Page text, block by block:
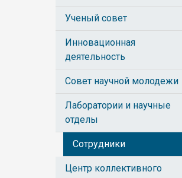
Ученый совет
Инновационная
деятельность
Совет научной молодежи
Лаборатории и научные
отделы
Сотрудники
Центр коллективного